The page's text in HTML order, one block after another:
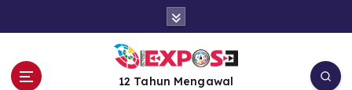
12 Tahun Mengawal